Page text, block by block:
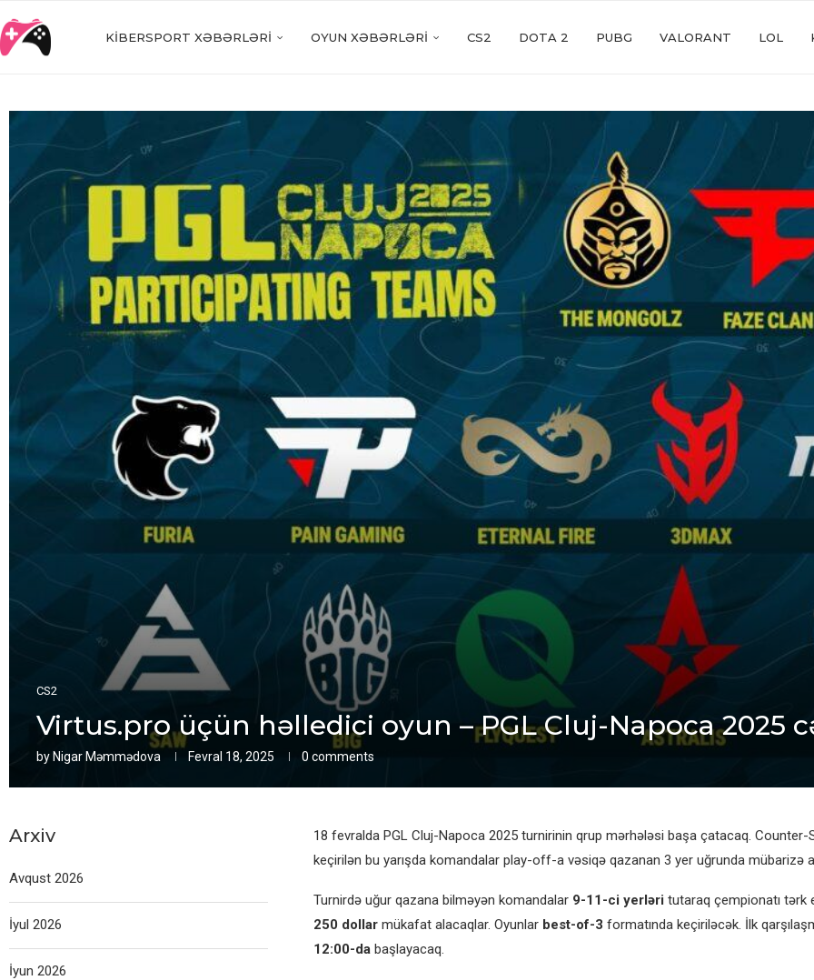
KIBERSPORT XƏBƏRLƏRI OYUN XƏBƏRLƏRI CS2 DOTA 2 PUBG VALORANT LOL
CS2
Virtus.pro üçün həlledici oyun – PGL Cluj-Napoca 2025
by Nigar Məmmədova Fevral 18, 2025 0 comments
18 fevralda PGL Cluj-Napoca 2025 turnirinin qrup mərhələsi başa çatacaq. Counter-
keçirilən bu yarışda komandalar play-off-a vəsiqə qazanan 3 yer uğrunda mübarizə
Turnirdə uğur qazana bilməyən komandalar 9-11-ci yerləri tutaraq çempionatı tərk
250 dollarmükafat alacaqlar. Oyunlar best-of-3 formatında keçiriləcək. İlk
12:00-dabaşlayacaq.
Arxiv
Avqust 2026
İyul 2026
İyun 2026